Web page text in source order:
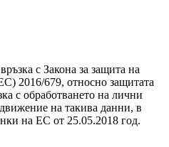
с Закона за защита на
2016/679, относно защитата
с обработването на лични
на такива данни, в
на ЕС от 25.05.2018 год.